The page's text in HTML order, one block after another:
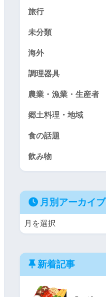
旅行
未分類
海外
調理器具
農業・漁業・生産者
郷土料理・地域
食の話題
飲み物
月別アーカイブ
新着記事